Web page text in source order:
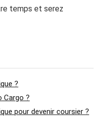
temps et serez
?
Cargo ?
pour devenir coursier ?